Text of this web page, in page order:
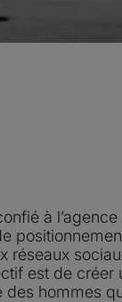
à
réseaux
est de
hommes